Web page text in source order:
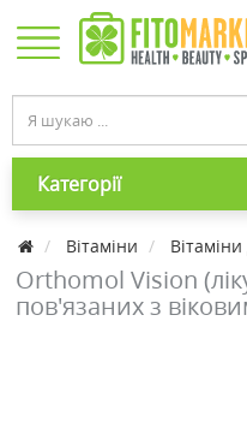
Категорії
Вітаміни
Orthomol Vision
пов'язаних з